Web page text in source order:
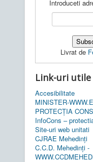
Introduceti
Livrat de
Link-uri utile
Accesibilitate
MINISTER-
PROTECȚIA
InfoCons –
Site-uri web unitati
CJRAE Mehedinți
C.C.D. Mehedinţi -